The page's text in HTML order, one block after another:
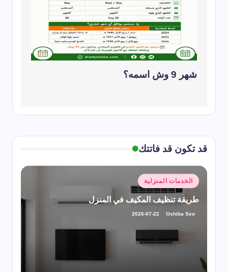
شهر 9 وش اسمه؟
قد تكون قد فاتتك
نُشر
في
الخدمات المنزلية
طريقة تنظيف المكيف في المنزل
تمّ
Oshiba Seo
2026-07-22